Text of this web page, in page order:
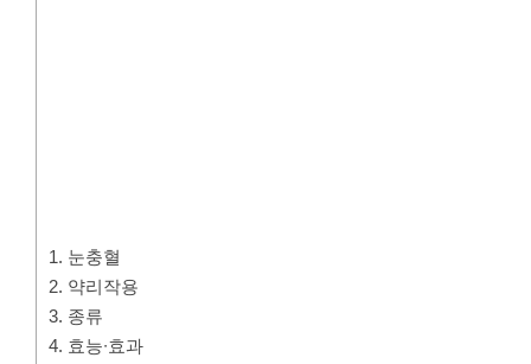
1. 눈충혈
2. 약리작용
3. 종류
4. 효능∙효과